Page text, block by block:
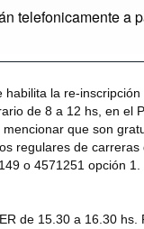
telefonicamente a
habilita la re-inscripción
de 8 a 12 hs, en el
mencionar que son
regulares de carreras
o 4571251 opción 1.
de 15.30 a 16.30 hs.